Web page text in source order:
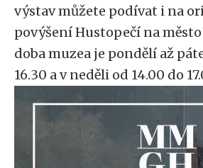
výstav můžete podívat i na
povýšení Hustopečí na město
doba muzea je pondělí až
16.30 a v neděli od 14.00 do